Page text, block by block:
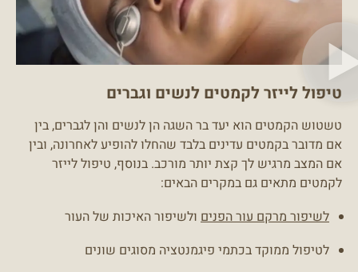
טיפול לייזר לקמטים לנשים וגברים
טשטוש הקמטים הוא יעד בר השגה הן לנשים והן לגברים, בין
אם מדובר בקמטים עדינים בלבד שהחלו להופיע לאחרונה, ובין
אם המצב מרגיש לך קצת יותר מורכב. בנוסף, טיפול לייזר
לקמטים מתאים גם במקרים הבאים:
לשיפור מרקם עור הפנים ולשיפור האיכות של העור
לטיפול ממוקד בכתמי פיגמנטציה מסוגים שונים